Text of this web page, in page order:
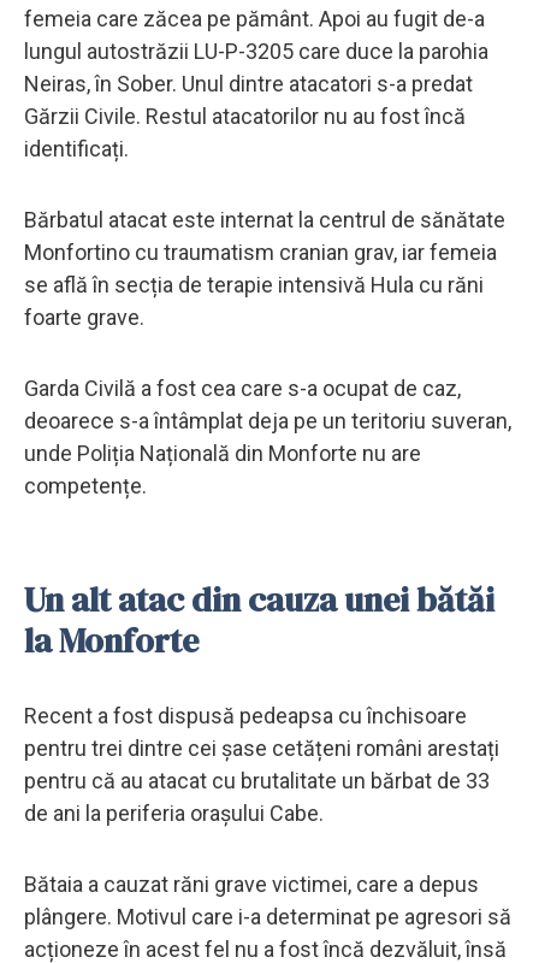
femeia care zăcea pe pământ. Apoi au fugit de-a
lungul autostrăzii LU-P-3205 care duce la parohia
Neiras, în Sober. Unul dintre atacatori s-a predat
Gărzii Civile. Restul atacatorilor nu au fost încă
identificați.
Bărbatul atacat este internat la centrul de sănătate
Monfortino cu traumatism cranian grav, iar femeia
se află în secția de terapie intensivă Hula cu răni
foarte grave.
Garda Civilă a fost cea care s-a ocupat de caz,
deoarece s-a întâmplat deja pe un teritoriu suveran,
unde Poliția Națională din Monforte nu are
competențe.
Un alt atac din cauza unei bătăi
la Monforte
Recent a fost dispusă pedeapsa cu închisoare
pentru trei dintre cei șase cetățeni români arestați
pentru că au atacat cu brutalitate un bărbat de 33
de ani la periferia orașului Cabe.
Bătaia a cauzat răni grave victimei, care a depus
plângere. Motivul care i-a determinat pe agresori să
acționeze în acest fel nu a fost încă dezvăluit, însă